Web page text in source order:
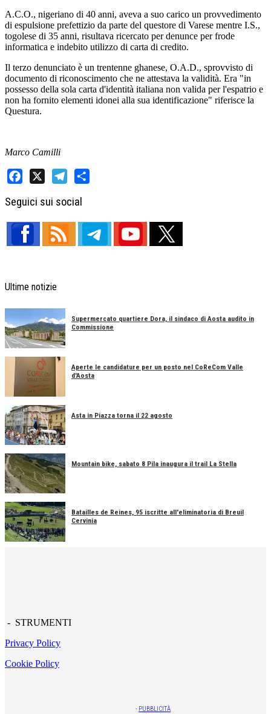
A.C.O., nigeriano di 40 anni, aveva a suo carico un provvedimento
di espulsione prefettizio da parte del questore di Varese mentre I.S.,
togolese di 35 anni, risultava ricercato per denunce per frode
informatica e indebito utilizzo di carta di credito.
Il terzo denunciato è un trentenne ghanese, O.A.D., sprovvisto di
documento di riconoscimento che ne attestava la validità. Era "in
possesso della sola carta d'identità italiana non valida per l'espatrio e
non ha fornito elementi idonei alla sua identificazione" riferisce la
Questura.
Marco Camilli
Seguici sui social
Ultime notizie
Supermercato quartiere Dora, il sindaco di Aosta audito in
Commissione
Aperte le candidature per un posto nel CoReCom Valle
d'Aosta
Asta in Piazza torna il 22 agosto
Mountain bike, sabato 8 Pila inaugura il trail La Stella
Batailles de Reines, 95 iscritte all'eliminatoria di Breuil
Cervinia
- STRUMENTI
Privacy Policy
Cookie Policy
- PUBBLICITÀ